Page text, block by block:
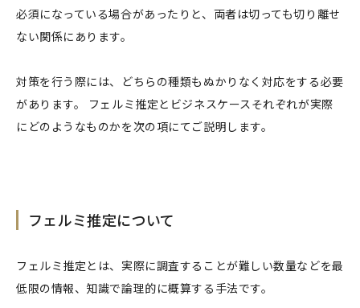
必須になっている場合があったりと、両者は切っても切り離せ
ない関係にあります。
対策を行う際には、どちらの種類もぬかりなく対応をする必要
があります。 フェルミ推定とビジネスケースそれぞれが実際
にどのようなものかを次の項にてご説明します。
フェルミ推定について
フェルミ推定とは、実際に調査することが難しい数量などを最
低限の情報、知識で論理的に概算する手法です。